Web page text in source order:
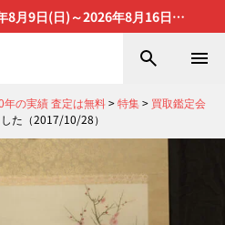
8月9日(日)～2026年8月16日
の実績 査定は無料>特集> 買取鑑定会
た（2017/10/28）